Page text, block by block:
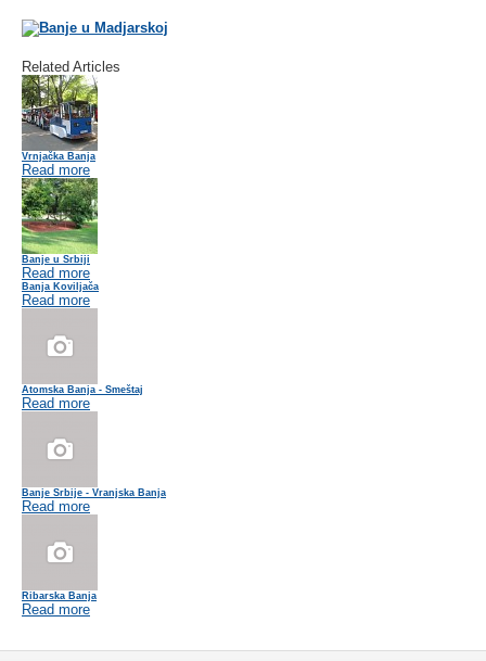
Related Articles
Vrnjačka Banja
Read more
Banje u Srbiji
Read more
Banja Koviljača
Read more
Atomska Banja - Smeštaj
Read more
Banje Srbije - Vranjska Banja
Read more
Ribarska Banja
Read more